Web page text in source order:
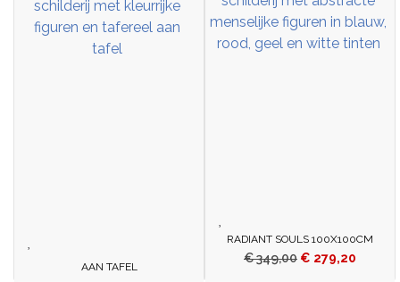
AAN TAFEL
RADIANT SOULS 100X100CM
€349,00 € 279,20